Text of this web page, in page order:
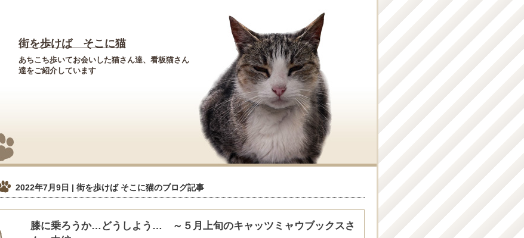
街を歩けば そこに猫
あちこち歩いてお会いした猫さん達、看板猫さん
達をご紹介しています
2022年7月9日 | 街を歩けば そこに猫のブログ記事
膝に乗ろうか…どうしよう… ～５月上旬のキャッツミャウブックスさ